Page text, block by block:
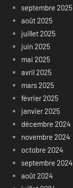
septembre 2025
août 2025
juillet 2025
juin 2025
mai 2025
avril 2025
mars 2025
février 2025
janvier 2025
décembre 2024
novembre 2024
octobre 2024
septembre 2024
août 2024